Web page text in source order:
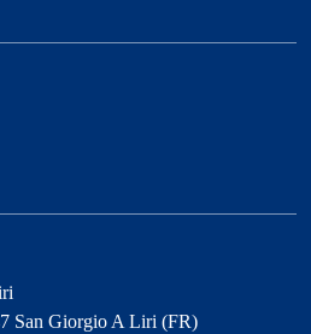
San Giorgio A Liri (FR)